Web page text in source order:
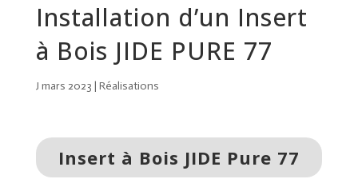
Installation d’un Insert
à Bois JIDE PURE 77
J mars 2023 | Réalisations
Insert à Bois JIDE Pure 77